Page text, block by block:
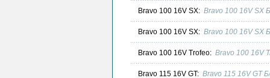
Bravo 100 16V SX: Bravo 100 16V SX
Bravo 100 16V SX: Bravo 100 16V SX
Bravo 100 16V Trofeo: Bravo 100 16V
Bravo 115 16V GT: Bravo 115 16V GT